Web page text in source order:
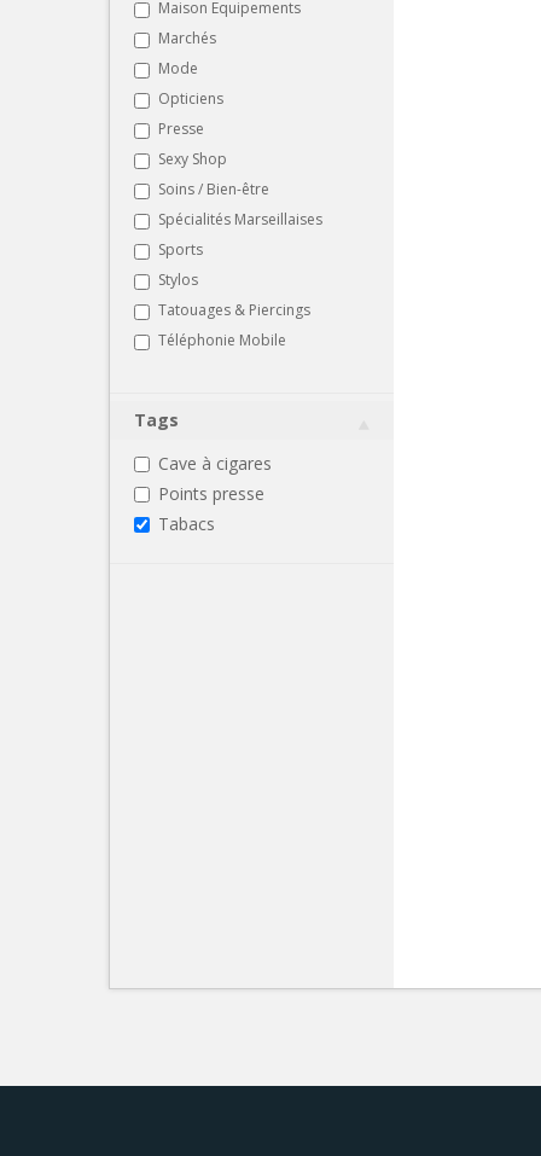
Maison Equipements
Marchés
Mode
Opticiens
Presse
Sexy Shop
Soins / Bien-être
Spécialités Marseillaises
Sports
Stylos
Tatouages & Piercings
Téléphonie Mobile
Tags
Cave à cigares
Points presse
Tabacs